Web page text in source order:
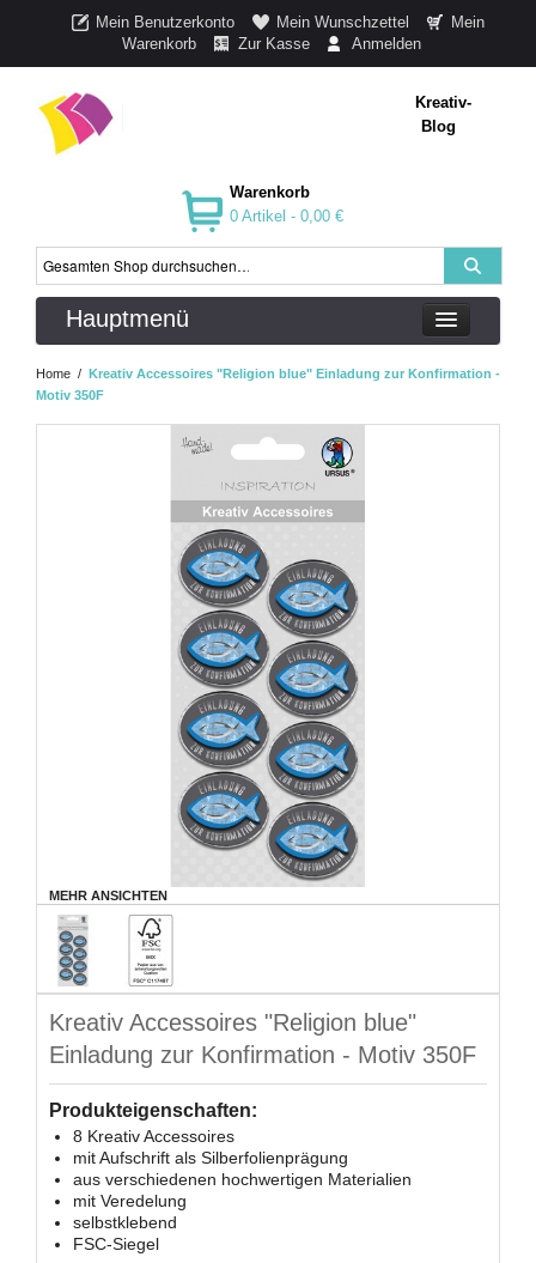
Mein Benutzerkonto Mein Wunschzettel
Mein
Warenkorb
Zur Kasse Anmelden
Kreativ-
Blog
Warenkorb
0 Artikel - 0,00 €
Hauptmenü
Home / Kreativ Accessoires "Religion blue" Einladung zur Konfirmation -
Motiv 350F
MEHR ANSICHTEN
Kreativ Accessoires "Religion blue"
Einladung zur Konfirmation - Motiv 350F
Produkteigenschaften:
8 Kreativ Accessoires
mit Aufschrift als Silberfolienprägung
aus verschiedenen hochwertigen Materialien
mit Veredelung
selbstklebend
FSC-Siegel